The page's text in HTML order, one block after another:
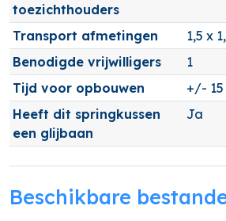
toezichthouders
Transport afmetingen
1,5 x
Benodigde vrijwilligers
1
Tijd voor opbouwen
+/- 15
Heeft dit springkussen
een glijbaan
Ja
Beschikbare